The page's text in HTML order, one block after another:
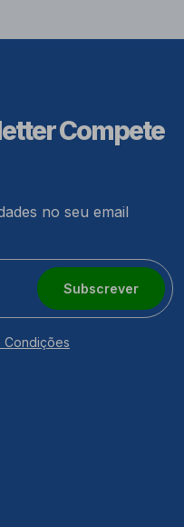
Compete
no seu email
Subscrever
Condições